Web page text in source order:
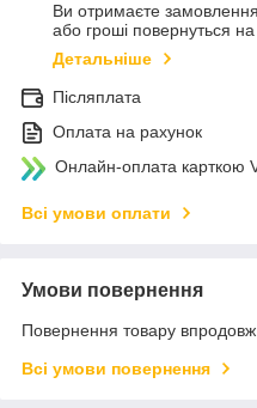
Ви отримаєте замовлення
або гроші повернуться
Детальніше
Післяплата
Оплата на рахунок
Онлайн-оплата карткою
Всі умови оплати
Умови повернення
Повернення товару
Всі умови повернення